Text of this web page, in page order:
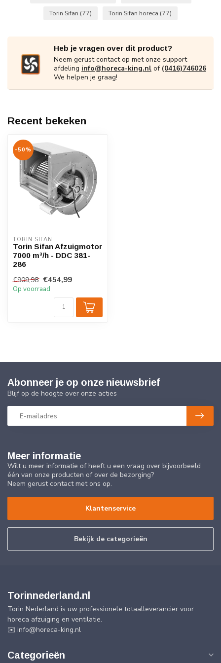
Torin Sifan (77) Torin Sifan horeca (77)
Heb je vragen over dit product?
Neem gerust contact op met onze support
afdeling info@horeca-king.nl of (0416)746026
We helpen je graag!
Recent bekeken
-50%
TORIN SIFAN
Torin Sifan Afzuigmotor
7000 m³/h - DDC 381-
286
€909,98 €454,99
Op voorraad
Meer informatie
Wilt u meer informatie of heeft u een vraag over bijvoorbeeld
één van onze producten of over de bezorging?
Neem gerust contact met ons op.
Klantenservice
Bekijk de categorieën
Abonneer je op onze nieuwsbrief
Blijf op de hoogte over onze acties
Torinnederland.nl
Torin Nederland is uw professionele totaalleverancier voor
horeca afzuiging en ventilatie.
✉️ info@horeca-king.nl
Categorieën